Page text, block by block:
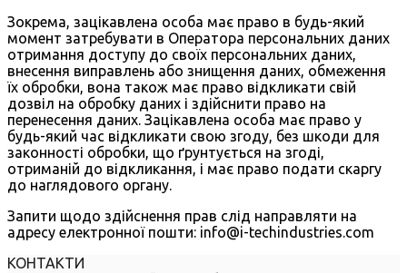
Зокрема, зацікавлена особа має право в будь-який
момент затребувати в Оператора персональних даних
отримання доступу до своїх персональних даних,
внесення виправлень або знищення даних, обмеження
їх обробки, вона також має право відкликати свій
дозвіл на обробку даних і здійснити право на
перенесення даних. Зацікавлена особа має право у
будь-який час відкликати свою згоду, без шкоди для
законності обробки, що ґрунтується на згоді,
отриманій до відкликання, і має право подати скаргу
до наглядового органу.
Запити щодо здійснення прав слід направляти на
адресу електронної пошти: info@i-techindustries.com
КОНТАКТИ